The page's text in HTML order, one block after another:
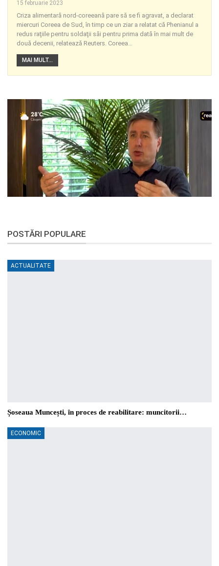
15 februarie 2023
Criza alimentară nord-coreeană pare să se fi agravat, a declarat
miercuri Coreea de Sud, în timp ce un ziar a relatat că Phenianul a
redus raţiile pentru soldaţii săi pentru prima dată în mai mult de
două decenii, relatează Reuters. Coreea…
MAI MULT...
POSTĂRI POPULARE
ACTUALITATE
Șoseaua Muncești, în proces de reabilitare: muncitorii…
ECONOMIC